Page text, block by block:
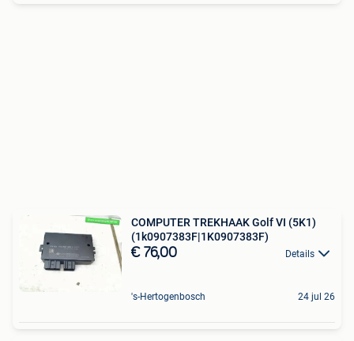
COMPUTER TREKHAAK Golf VI (5K1)
(1k0907383F|1K0907383F)
€ 76,00 Details
's-Hertogenbosch 24 jul 26